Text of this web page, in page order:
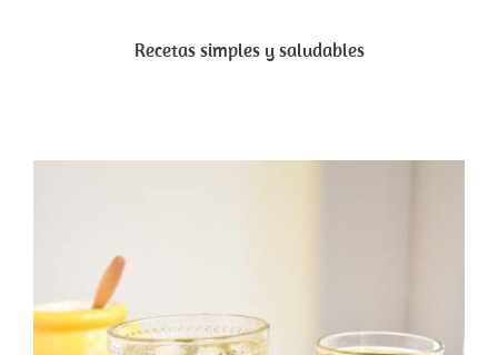
Recetas simples y saludables